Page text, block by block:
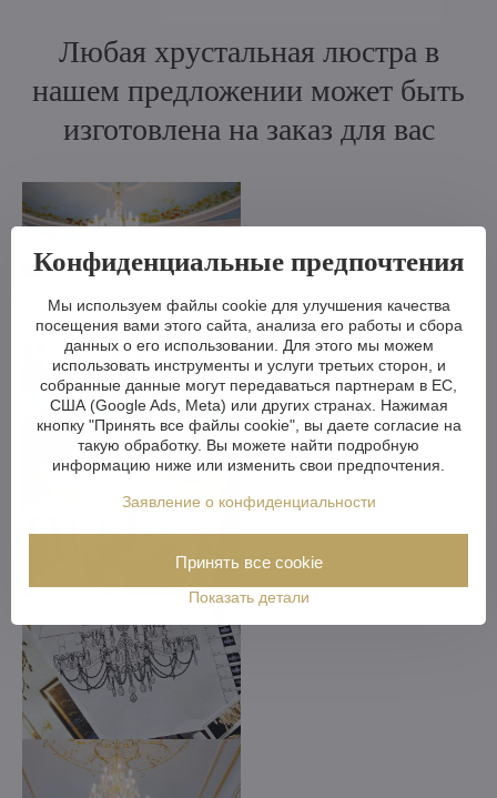
Любая хрустальная люстра в
нашем предложении может быть
изготовлена на заказ для вас
Конфиденциальные предпочтения
Мы используем файлы cookie для улучшения качества
посещения вами этого сайта, анализа его работы и сбора
данных о его использовании. Для этого мы можем
использовать инструменты и услуги третьих сторон, и
собранные данные могут передаваться партнерам в ЕС,
США (Google Ads, Meta) или других странах. Нажимая
кнопку "Принять все файлы cookie", вы даете согласие на
такую обработку. Вы можете найти подробную
информацию ниже или изменить свои предпочтения.
Заявление о конфиденциальности
Показать детали
Принять все cookie